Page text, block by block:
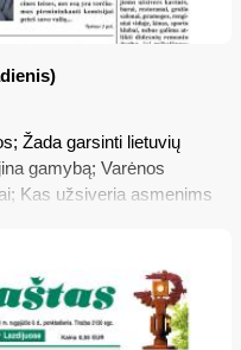
Žada garsinti lietuvių
gamybą; Varėnos
Kas užsiveria asmenims